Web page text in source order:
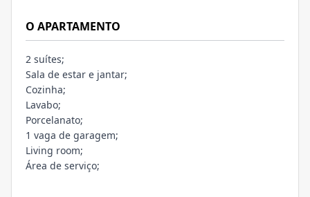
O APARTAMENTO
2 suítes;
Sala de estar e jantar;
Cozinha;
Lavabo;
Porcelanato;
1 vaga de garagem;
Living room;
Área de serviço;